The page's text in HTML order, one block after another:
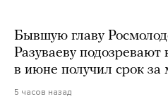
Бывшую главу
Разуваеву подозревают
в июне получил срок за
5 часов назад